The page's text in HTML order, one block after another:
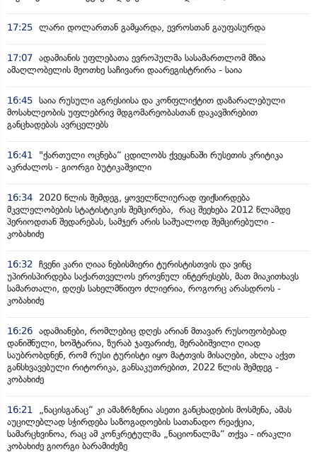
17:25 ლარი დოლართან გამყარდა, ევროსთან გაუფასურდა
17:07 ადამიანის უფლებათა ევროპულმა სასამართლომ მზია
ამაღლობელის მეოთხე საჩივარი დაარეგისტრირა - საია
16:45 საია რუსული აგრესიისა და კონფლიქტით დაზარალებული
მოსახლეობის უფლებრივ მდგომარეობასთან დაკავშირებით
განცხადებას ავრცელებს
16:41
"ქართული ოცნება“ ცდილობს ქვეყანაში რუსეთის კრიტიკა
აკრძალოს - გიორგი ბუტიკაშვილი
16:34
2020 წლის შემდეგ, ყოველწლიურად ფიქსირდება
მკვლელობების სტატისტიკის შემცირება, რაც შეეხება 2012 წლამდე
პერიოდთან შედარებას, სამჯერ არის საშუალოდ შემცირებული -
კობახიძე
16:32
ჩვენი კარი ღიაა ნებისმიერი ტურისტისთვის და ვინც
უპირისპირდება საქართველოს ეროვნულ ინტერესებს, მათ მიაკითხავს
სამართალი, დღეს სახელმწიფო ძლიერია, როგორც არასდროს -
კობახიძე
16:26 ადამიანები, რომლებიც დღეს არიან მთავარ რუსოფობებად
დანიშნული, ხოშტარია, ზურაბ ჯაფარიძე, მერაბიშვილი ღიად
საუბრობდნენ, რომ რუსი ტურისტი იყო მატთვის მისაღები, ახლა აქვთ
განსხვავებული რიტორიკა, განსაკუთრებით, 2022 წლის შემდეგ -
კობახიძე
16:21
„ნაცისგანაც“ კი ამაზრზენია ასეთი განცხადების მოსმენა, ამას
აუცილებლად სჭირდება საზოგადოების სათანადო რეაქცია,
სამარცხვინოა, რაც ამ კონკრეტულმა „ნაციონალმა“ თქვა - ირაკლი
კობახიძე გიორგი ბარამიძეზე